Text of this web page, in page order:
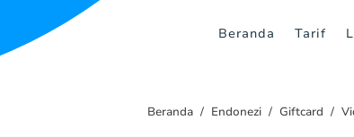
Beranda Tarif
Beranda Endonezi Giftcard